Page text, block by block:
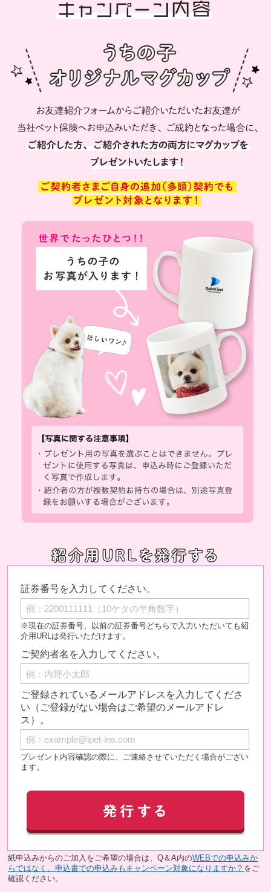
証券番号を入力してください。
※現在の証券番号、以前の証券番号どちらで入力いただいても紹
介用URLは発行いただけます。
ご契約者名を入力してください。
ご登録されているメールアドレスを入力してくださ
い（ご登録がない場合はご希望のメールアドレ
ス）。
プレゼント内容確認の際に、ご連絡させていただく場合がござい
ます。
紙申込みからのご加入をご希望の場合は、Q＆A内のWEBでの申込みか
らではなく、申込書での申込みもキャンペーン対象になりますか？ をご
確認ください。